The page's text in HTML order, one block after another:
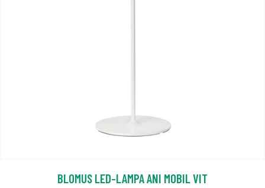
BLOMUS LED-LAMPA ANI MOBIL VIT